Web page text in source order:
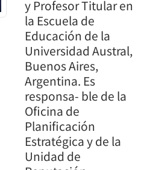
y Profesor Titular en
la Escuela de
Educación de la
Universidad Austral,
Buenos Aires,
Argentina. Es
responsa- ble de la
Oficina de
Planificación
Estratégica y de la
Unidad de